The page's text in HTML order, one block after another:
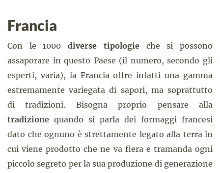
Francia
Con le 1000diverse tipologieche si possono
assaporare in questo Paese (il numero, secondo gli
esperti, varia), la Francia offre infatti una gamma
estremamente variegata di sapori, ma soprattutto
di tradizioni. Bisogna proprio pensare alla
tradizione quando si parla dei formaggi francesi
dato che ognuno è strettamente legato alla terra in
cui viene prodotto che ne va fiera e tramanda ogni
piccolo segreto per la sua produzione di generazione